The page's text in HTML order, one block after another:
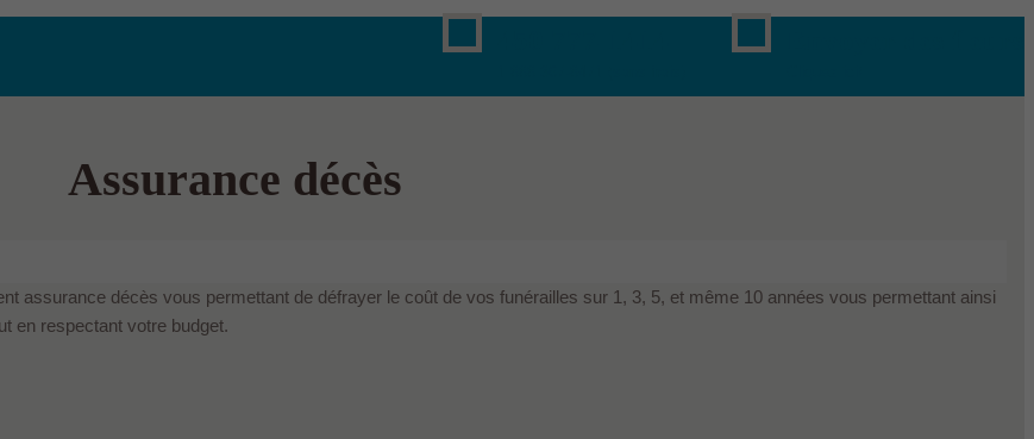
Assurance décès
assurance décès vous permettant de défrayer le coût de vos funérailles sur 1, 3, 5, et même 10 années vous permettant ainsi
en respectant votre budget.